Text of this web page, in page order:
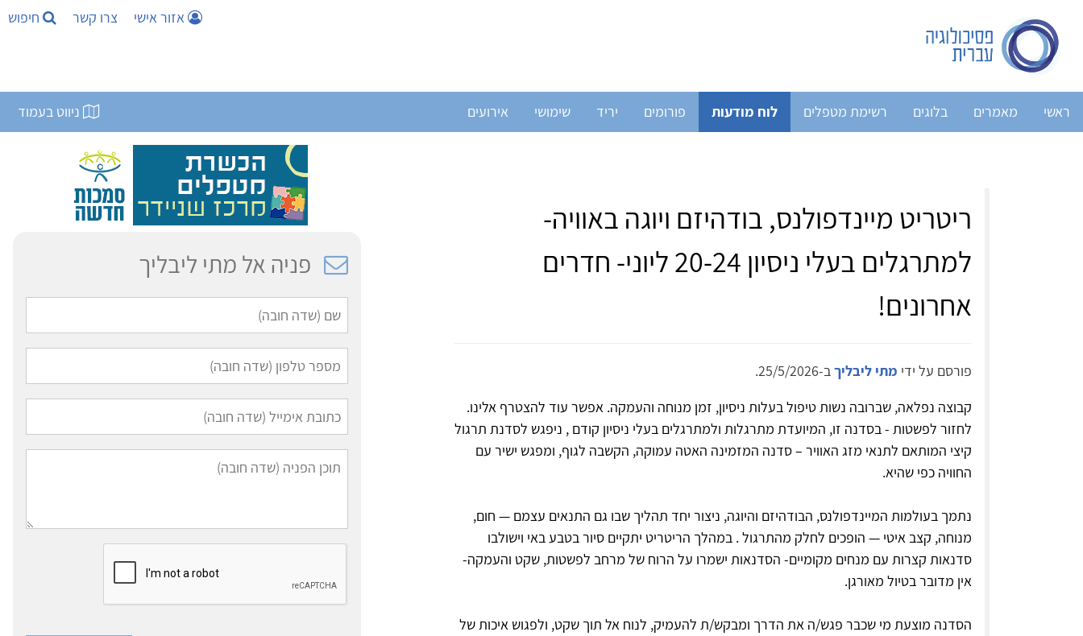
אזור אישי צרו קשר חיפוש
ראשי מאמרים בלוגים רשימת מטפלים לוח מודעות פורומים יריד שימושי אירועים ניווט בעמוד
ריטריט מיינדפולנס, בודהיזם ויוגה באוויה-
למתרגלים בעלי ניסיון 20-24 ליוני- חדרים
אחרונים!
פורסם על ידי מתי ליבליךב-25/5/2026.
קבוצה נפלאה, שברובה נשות טיפול בעלות ניסיון, זמן מנוחה והעמקה. אפשר עוד להצטרף אלינו.
לחזור לפשטות - בסדנה זו, המיועדת מתרגלות ולמתרגלים בעלי ניסיון קודם , ניפגש לסדנת תרגול
קיצי המותאם לתנאי מזג האוויר – סדנה המזמינה האטה עמוקה, הקשבה לגוף, ומפגש ישיר עם
החוויה כפי שהיא.
​נתמך בעולמות המיינדפולנס, הבודהיזם והיוגה, ניצור יחד תהליך שבו גם התנאים עצמם — חום,
מנוחה, קצב איטי — הופכים לחלק מהתרגול . במהלך הריטריט יתקיים סיור בטבע באי וישולבו
סדנאות קצרות עם מנחים מקומיים- הסדנאות ישמרו על הרוח של מרחב לפשטות, שקט והעמקה-
אין מדובר בטיול מאורגן.
הסדנה מוצעת מי שכבר פגש/ה את הדרך ומבקש/ת להעמיק, לנוח אל תוך שקט, ולפגוש איכות של
פניה אל מתי ליבליך